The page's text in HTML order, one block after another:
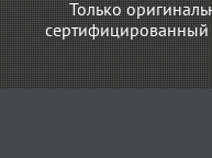
Только
сертифицированный